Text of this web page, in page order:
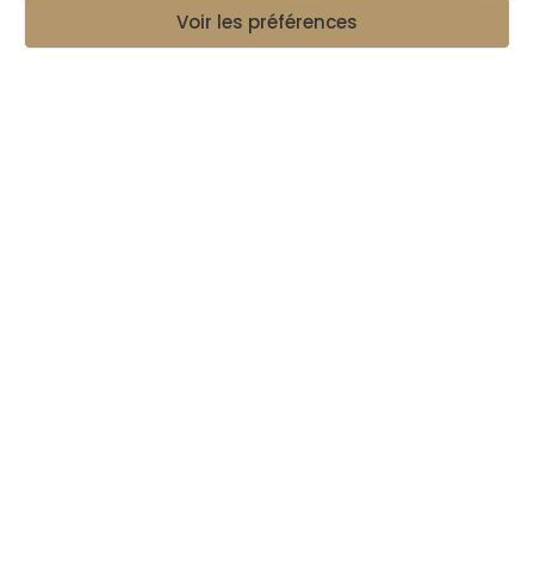
Rendez-vous en ligne
Voir les préférences
une salariée dans cette situation, il est essentiel
de bien comprendre vos droits et obligations.